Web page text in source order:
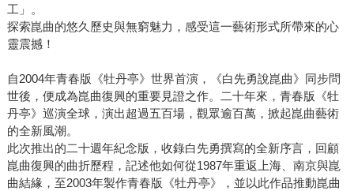
工」。
探索崑曲的悠久歷史與無窮魅力，感受這一藝術形式所帶來的心
靈震撼！
自2004年青春版《牡丹亭》世界首演，《白先勇說崑曲》同步問
世後，便成為崑曲復興的重要見證之作。二十年來，青春版《牡
丹亭》巡演全球，演出超過五百場，觀眾逾百萬，掀起崑曲藝術
的全新風潮。
此次推出的二十週年紀念版，收錄白先勇撰寫的全新序言，回顧
崑曲復興的曲折歷程，記述他如何從1987年重返上海、南京與崑
曲結緣，至2003年製作青春版《牡丹亭》，並以此作品推動崑曲